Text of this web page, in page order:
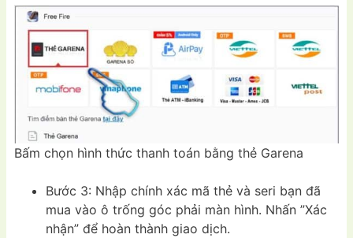
Bấm chọn hình thức thanh toán bằng thẻ Garena
Bước 3: Nhập chính xác mã thẻ và seri bạn đã
mua vào ô trống góc phải màn hình. Nhấn ”Xác
nhận” để hoàn thành giao dịch.